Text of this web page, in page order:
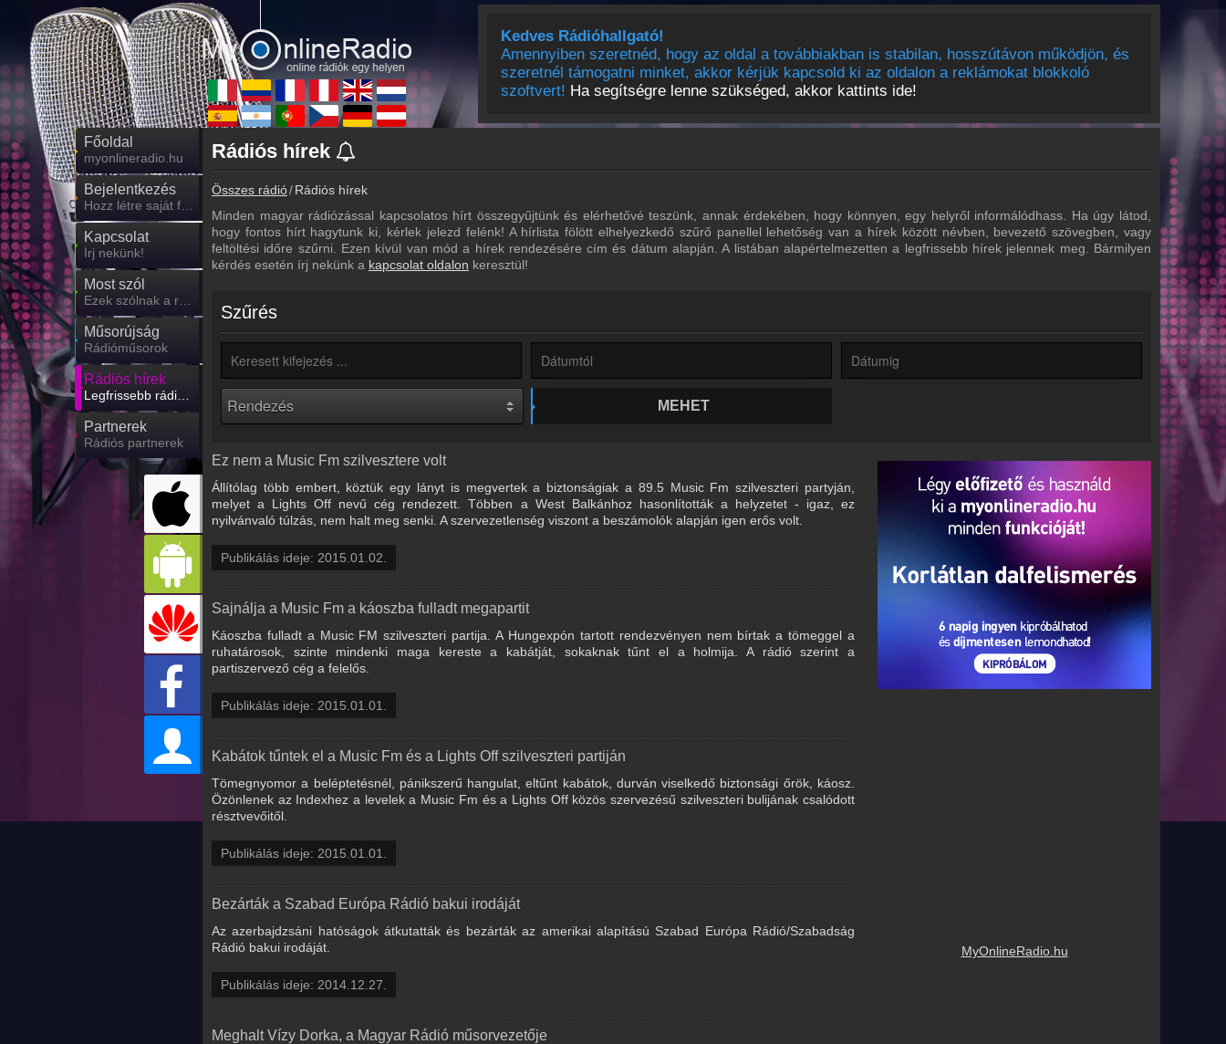
Kedves Rádióhallgató!
Amennyiben szeretnéd, hogy az oldal a továbbiakban is stabilan, hosszútávon működjön, és
szeretnél támogatni minket, akkor kérjük kapcsold ki az oldalon a reklámokat blokkoló
szoftvert! Ha segítségre lenne szükséged, akkor kattints ide!
Főoldal
myonlineradio.hu
Bejelentkezés
Kapcsolat
Írj nekünk!
Most szól
Műsorújság
Rádióműsorok
Rádiós hírek
Partnerek
Rádiós partnerek
Rádiós hírek
Összes rádió Rádiós hírek
Minden magyar rádiózással kapcsolatos hírt összegyűjtünk és elérhetővé teszünk, annak érdekében, hogy könnyen, egy helyről informálódhass. Ha úgy látod,
hogy fontos hírt hagytunk ki, kérlek jelezd felénk! A hírlista fölött elhelyezkedő szűrő panellel lehetőség van a hírek között névben, bevezető szövegben, vagy
feltöltési időre szűrni. Ezen kívül van mód a hírek rendezésére cím és dátum alapján. A listában alapértelmezetten a legfrissebb hírek jelennek meg. Bármilyen
kérdés esetén írj nekünk a kapcsolat oldalon keresztül!
Szűrés
MEHET
MyOnlineRadio.hu
Ez nem a Music Fm szilvesztere volt
Állítólag több embert, köztük egy lányt is megvertek a biztonságiak a 89.5 Music Fm szilveszteri partyján,
melyet a Lights Off nevű cég rendezett. Többen a West Balkánhoz hasonlították a helyzetet - igaz, ez
nyilvánvaló túlzás, nem halt meg senki. A szervezetlenség viszont a beszámolók alapján igen erős volt.
Publikálás ideje: 2015.01.02.
Sajnálja a Music Fm a káoszba fulladt megapartit
Káoszba fulladt a Music FM szilveszteri partija. A Hungexpón tartott rendezvényen nem bírtak a tömeggel a
ruhatárosok, szinte mindenki maga kereste a kabátját, sokaknak tűnt el a holmija. A rádió szerint a
partiszervező cég a felelős.
Publikálás ideje: 2015.01.01.
Kabátok tűntek el a Music Fm és a Lights Off szilveszteri partiján
Tömegnyomor a beléptetésnél, pánikszerű hangulat, eltűnt kabátok, durván viselkedő biztonsági őrök, káosz.
Özönlenek az Indexhez a levelek a Music Fm és a Lights Off közös szervezésű szilveszteri bulijának csalódott
résztvevőitől.
Publikálás ideje: 2015.01.01.
Bezárták a Szabad Európa Rádió bakui irodáját
Az azerbajdzsáni hatóságok átkutatták és bezárták az amerikai alapítású Szabad Európa Rádió/Szabadság
Rádió bakui irodáját.
Publikálás ideje: 2014.12.27.
Meghalt Vízy Dorka, a Magyar Rádió műsorvezetője